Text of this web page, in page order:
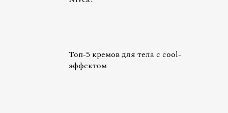
Топ-5 кремов для тела с cool-
эффектом